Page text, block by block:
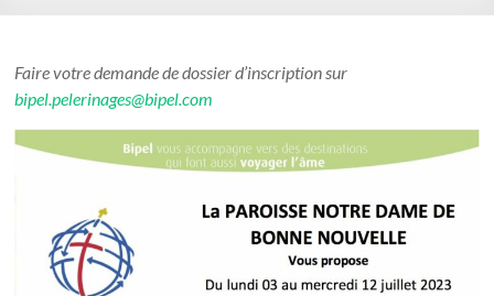
Faire votre demande de dossier d’inscription sur
bipel.pelerinages@bipel.com